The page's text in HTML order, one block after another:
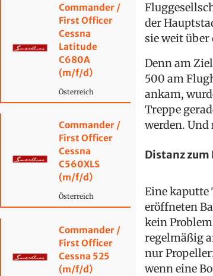
Commander /
First Officer
Cessna
Latitude
C680A
(m/f/d)
Österreich
Commander /
First Officer
Cessna
C560XLS
(m/f/d)
Österreich
Commander /
First Officer
Cessna 525
(m/f/d)
der
sie weit über
Denn am
500 am
ankam,
Treppe
werden. Und
Distanz
Eine kaputte
eröffneten
kein
regelmäßig
nur
wenn eine